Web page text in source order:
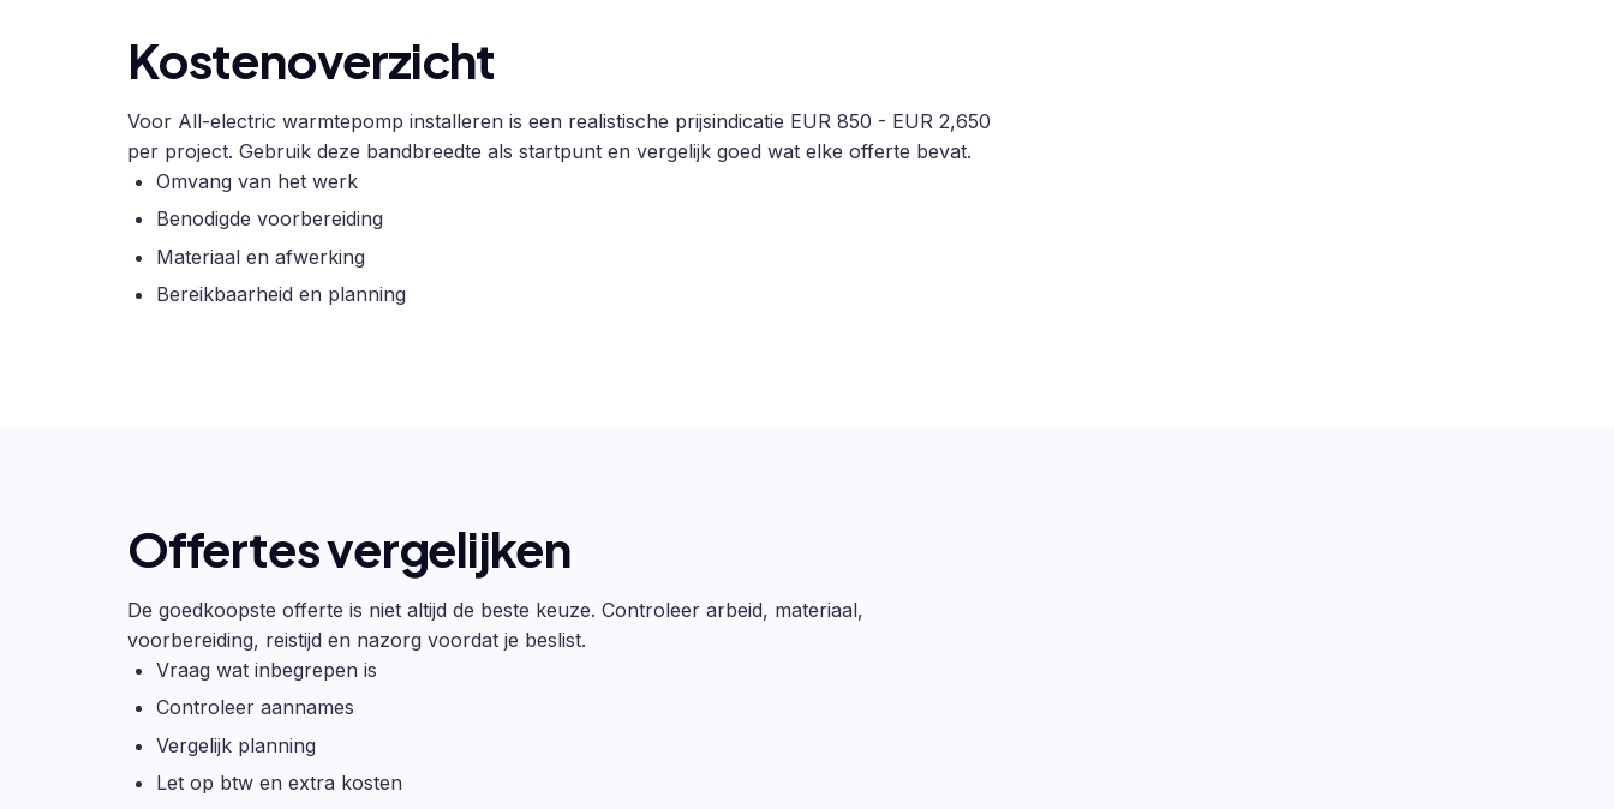
Kostenoverzicht
Voor All-electric warmtepomp installeren is een realistische prijsindicatie EUR 850 - EUR 2,650
per project. Gebruik deze bandbreedte als startpunt en vergelijk goed wat elke offerte bevat.
Omvang van het werk
Benodigde voorbereiding
Materiaal en afwerking
Bereikbaarheid en planning
Offertes vergelijken
De goedkoopste offerte is niet altijd de beste keuze. Controleer arbeid, materiaal,
voorbereiding, reistijd en nazorg voordat je beslist.
Vraag wat inbegrepen is
Controleer aannames
Vergelijk planning
Let op btw en extra kosten